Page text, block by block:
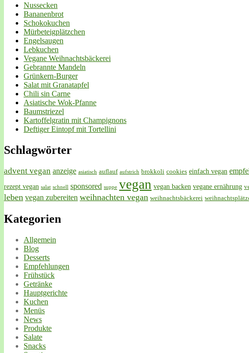
Nussecken
Bananenbrot
Schokokuchen
Mürbeteigplätzchen
Engelsaugen
Lebkuchen
Vegane Weihnachtsbäckerei
Gebrannte Mandeln
Grünkern-Burger
Salat mit Granatapfel
Chili sin Carne
Asiatische Wok-Pfanne
Baumstriezel
Kartoffelgratin mit Champignons
Deftiger Eintopf mit Tortellini
Schlagwörter
advent vegan anzeige asiatisch auflauf aufstrich brokkoli cookies einfach vegan
rezept vegan salat schnell sponsored suppe vegan vegan backen vegane ernährung
leben vegan zubereiten weihnachten vegan weihnachtsbäckerei
Kategorien
Allgemein
Blog
Desserts
Empfehlungen
Frühstück
Getränke
Hauptgerichte
Kuchen
Menüs
News
Produkte
Salate
Snacks